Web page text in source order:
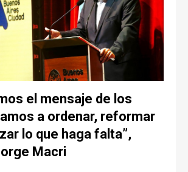
el mensaje de los
a ordenar, reformar
lo que haga falta”,
Macri